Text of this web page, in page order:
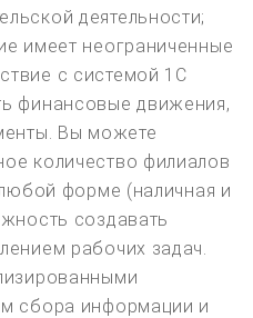
деятельности;
имеет неограниченные
с системой 1С
финансовые движения,
Вы можете
количество филиалов
форме (наличная и
создавать
рабочих задач.
сбора информации и